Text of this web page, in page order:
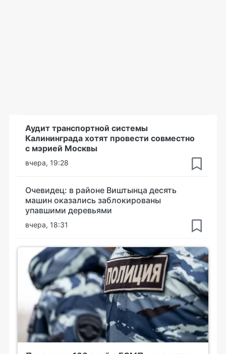
Аудит транспортной системы
Калининграда хотят провести совместно
с мэрией Москвы
вчера, 19:28
Очевидец: в районе Виштынца десять
машин оказались заблокированы
упавшими деревьями
вчера, 18:31